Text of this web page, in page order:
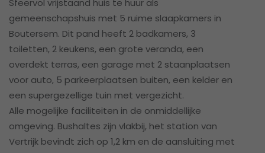
Sfeervol vrijstaand huis te huur als
gemeenschapshuis met 5 ruime slaapkamers in
Boutersem. Dit pand heeft 2 badkamers, 3
toiletten, 2 keukens, een grote veranda, een
overdekt terras, een garage met 2 staanplaatsen
voor auto, 5 parkeerplaatsen buiten, een kelder en
een supergezellige tuin met vergezicht.
Alle mogelijke faciliteiten in de onmiddellijke
omgeving. Bushaltes zijn vlakbij, het station van
Vertrijk bevindt zich op 1,2 km en de aansluiting met